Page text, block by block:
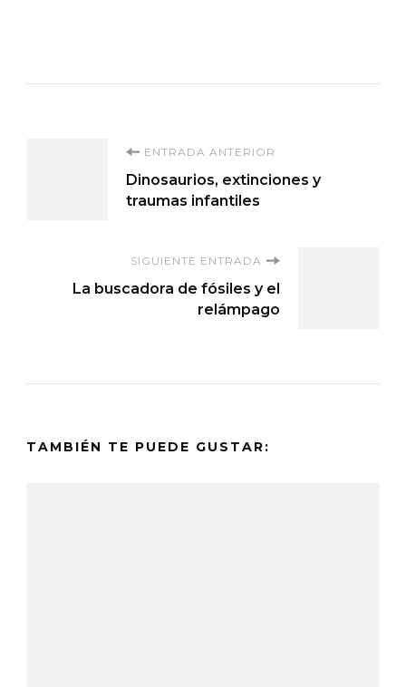
Navegación
entradas
ENTRADA ANTERIOR
Dinosaurios, extinciones y
traumas infantiles
SIGUIENTE ENTRADA
La buscadora de fósiles y el
relámpago
TAMBIÉN TE PUEDE GUSTAR: